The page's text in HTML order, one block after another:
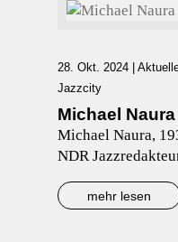
Michael Naura
28. Okt. 2024 |
Jazzcity
Michael Naura,
NDR
mehr lesen